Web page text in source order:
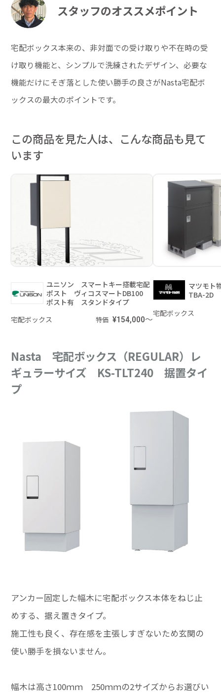
スタッフのオススメポイント
宅配ボックス本来の、非対面での受け取りや不在時の受
け取り機能と、シンプルで洗練されたデザイン、必要な
機能だけにそぎ落とした使い勝手の良さがNasta宅配ボ
ックスの最大のポイントです。
この商品を見た人は、こんな商品も見て
います
ユニソン スマートキー搭載宅配
ポスト ヴィコスマートDB100
ポスト有 スタンドタイプ
宅配ボックス
特価 ¥154,000～
マツモ
TBA-2D
宅配ボックス
Nasta 宅配ボックス（REGULAR）レ
ギュラーサイズ KS-TLT240 据置タイ
プ
アンカー固定した幅木に宅配ボックス本体をねじ止
めする、据え置きタイプ。
施工性も良く、存在感を主張しすぎないため玄関の
使い勝手を損ないません。
幅木は高さ100ｍｍ 250ｍｍの2サイズからお選びい